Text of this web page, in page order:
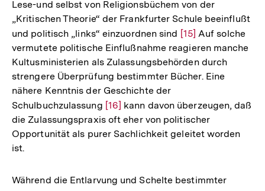
Lese-und selbst von Religionsbüchem von der
„Kritischen Theorie“ der Frankfurter Schule beeinflußt
und politisch „links“ einzuordnen sind Zur
Auflösung
der
Fußnote
[15] Auf solche
vermutete politische Einflußnahme reagieren manche
Kultusministerien als Zulassungsbehörden durch
strengere Überprüfung bestimmter Bücher. Eine
nähere Kenntnis der Geschichte der
Schulbuchzulassung Zur
Auflösung
der
[16] kann davon überzeugen, daß
die Zulassungspraxis oft eher von politischer
Opportunität als purer Sachlichkeit geleitet worden
ist.
Während die Entlarvung und Schelte bestimmter